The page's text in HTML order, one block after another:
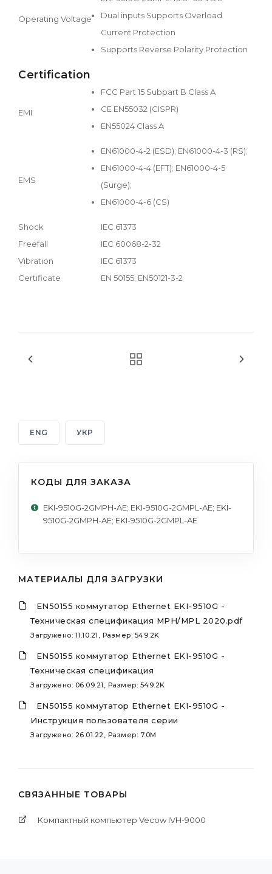
Operating Voltage
Dual inputs Supports Overload
Current Protection
Supports Reverse Polarity Protection
Certification
EMI
FCC Part 15 Subpart B Class A
CE EN55032 (CISPR)
EN55024 Class A
EMS
EN61000-4-2 (ESD); EN61000-4-3 (RS);
EN61000-4-4 (EFT); EN61000-4-5
(Surge);
EN61000-4-6 (CS)
Shock
IEC 61373
Freefall
IEC 60068-2-32
Vibration
IEC 61373
Certificate
EN 50155; EN50121-3-2
ENG УКР
КОДЫ ДЛЯ ЗАКАЗА
EKI-9510G-2GMPH-AE; EKI-9510G-2GMPL-AE; EKI-
9510G-2GMPH-AE; EKI-9510G-2GMPL-AE
МАТЕРИАЛЫ ДЛЯ ЗАГРУЗКИ
EN50155 коммутатор Ethernet EKI-9510G -
Техническая спецификация MPH/MPL 2020.pdf
Загружено: 11.10.21, Размер: 549.2K
EN50155 коммутатор Ethernet EKI-9510G -
Техническая спецификация
Загружено: 06.09.21, Размер: 549.2K
EN50155 коммутатор Ethernet EKI-9510G -
Инструкция пользователя серии
Загружено: 26.01.22, Размер: 7.0M
СВЯЗАННЫЕ ТОВАРЫ
Компактный компьютер Vecow IVH-9000